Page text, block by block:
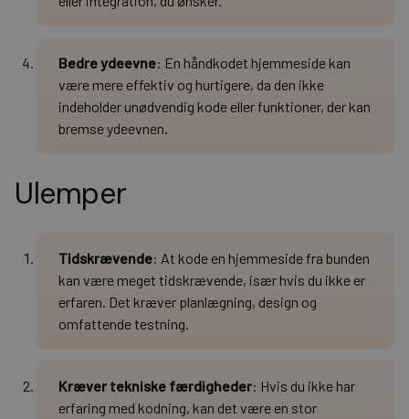
Bedre ydeevne: En håndkodet hjemmeside kan
være mere effektiv og hurtigere, da den ikke
indeholder unødvendig kode eller funktioner, der kan
bremse ydeevnen.
Ulemper
Tidskrævende: At kode en hjemmeside fra bunden
kan være meget tidskrævende, især hvis du ikke er
erfaren. Det kræver planlægning, design og
omfattende testning.
Kræver tekniske færdigheder: Hvis du ikke har
erfaring med kodning, kan det være en stor